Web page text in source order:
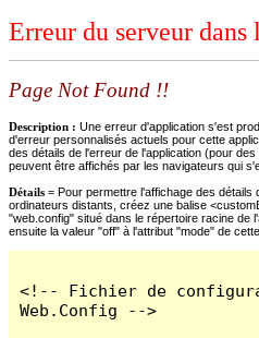
Erreur du serveur
Page Not Found !!
Description : Une erreur d'application s'est
d'erreur personnalisés actuels pour cette
des détails de l'erreur de l'application (pour
peuvent être affichés par les navigateurs qui
Détails = Pour permettre l'affichage des
ordinateurs distants, créez une balise
"web.config" situé dans le répertoire racine de
ensuite la valeur "off" à l'attribut "mode" de
<!-- Fichier de
Web.Config -->